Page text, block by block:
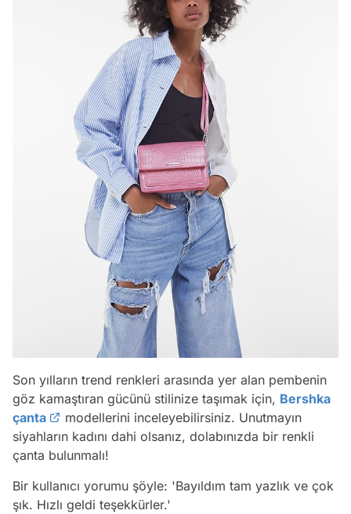
Son yılların trend renkleri arasında yer alan pembenin
göz kamaştıran gücünü stilinize taşımak için, Bershka
çanta
modellerini inceleyebilirsiniz. Unutmayın
siyahların kadını dahi olsanız, dolabınızda bir renkli
çanta bulunmalı!
Bir kullanıcı yorumu şöyle: 'Bayıldım tam yazlık ve çok
şık. Hızlı geldi teşekkürler.'